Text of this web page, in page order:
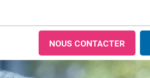
NOUS CONTACTER